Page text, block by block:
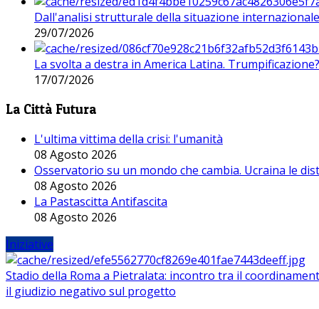
Dall'analisi strutturale della situazione
29/07/2026
La svolta a destra in America Latina. Trumpificazione?
17/07/2026
La Città Futura
L'ultima vittima della crisi: l'umanità
08 Agosto 2026
Osservatorio su un mondo che cambia. Ucraina le
08 Agosto 2026
La Pastascitta Antifascita
08 Agosto 2026
Iniziative
Stadio della Roma a Pietralata: incontro tra il
il giudizio negativo sul progetto